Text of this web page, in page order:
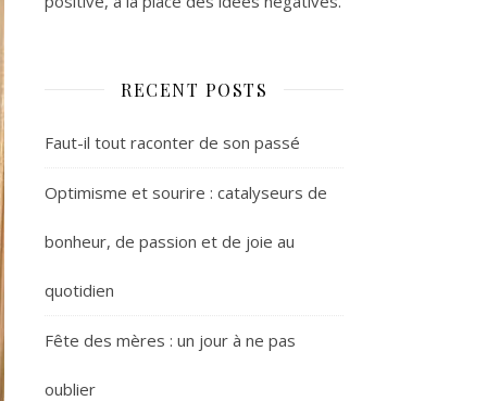
RECENT POSTS
Faut-il tout raconter de son passé
Optimisme et sourire : catalyseurs de
bonheur, de passion et de joie au
quotidien
Fête des mères : un jour à ne pas
oublier